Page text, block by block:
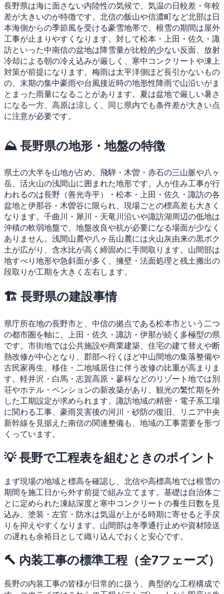
長野県は海に面さない内陸性の気候で、気温の日較差・年較
差が大きいのが特徴です。北信の飯山や信濃町など北部は日
本海側からの季節風を受ける豪雪地帯で、根雪の期間は屋外
工事が止まりやすくなります。対して松本・上田・佐久・諏
訪といった中南信の盆地は降雪量が比較的少ない反面、放射
冷却による朝の冷え込みが厳しく、寒中コンクリートや凍上
対策が前提になります。梅雨は太平洋側ほど長引かないもの
の、末期の集中豪雨や台風接近時の地形性降雨で山沿いがま
とまった雨量になることがあります。夏は盆地で厳しい暑さ
になる一方、高原は涼しく、同じ県内でも条件差が大きい点
に注意が必要です。
⛰ 長野県の地形・地盤の特徴
県土の大半を山地が占め、飛騨・木曽・赤石の三山脈や八ヶ
岳、活火山の浅間山に囲まれた地形です。人が住み工事が行
われるのは長野（善光寺平）・松本・上田・佐久・諏訪の各
盆地と伊那谷・木曽谷に限られ、現場ごとの標高差も大きく
なります。千曲川・犀川・天竜川沿いや諏訪湖周辺の低地は
沖積の軟弱地盤で、地盤改良や杭が必要になる場面が少なく
ありません。浅間山麓や八ヶ岳山麓には火山灰由来の黒ボク
土が広がり、含水比が高く締固めに手間取ります。山間部は
地すべり地形や急斜面が多く、擁壁・法面処理と残土搬出の
段取りが工期を大きく左右します。
🏗 長野県の建設事情
県庁所在地の長野市と、中信の拠点である松本市という二つ
の都市圏を軸に、上田・佐久・諏訪・伊那が続く多極型の県
です。市街地では公共施設や商業建築、住宅の建て替えや断
熱改修が中心となり、郡部へ行くほど中山間地の集落整備や
古民家再生、移住・二地域居住に伴う改修の比重が高まりま
す。軽井沢・白馬・志賀高原・蓼科などのリゾート地では別
荘やホテル・ペンションの新改築があり、観光の繁忙期を外
した工期設定が求められます。諏訪地域の精密・電子系工場
に関わる工事、豪雨災害後の河川・砂防の復旧、リニア中央
新幹線を見据えた南信の関連整備も、地域の工事需要を形づ
くっています。
💡 長野で工程表を組むときのポイント
まず現場の地域と標高を確認し、北信や高標高地では根雪の
期間を施工日から外す前提で組み立てます。基礎は自治体ご
とに定められた凍結深度と寒中コンクリートの養生日数を見
込み、塗装・左官・防水は気温が上がる時期に寄せると手戻
りを抑えやすくなります。山間部は冬季通行止めや資材陸送
の遅れも余裕日として織り込んでおくと安心です。
🔨 内装工事の標準工程（全7フェーズ）
長野の内装工事の皆様が日常的に扱う、典型的な工程構成で